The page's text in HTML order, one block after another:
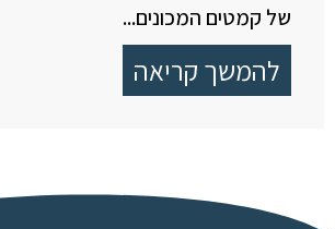
של קמטים המכונים...
להמשך קריאה